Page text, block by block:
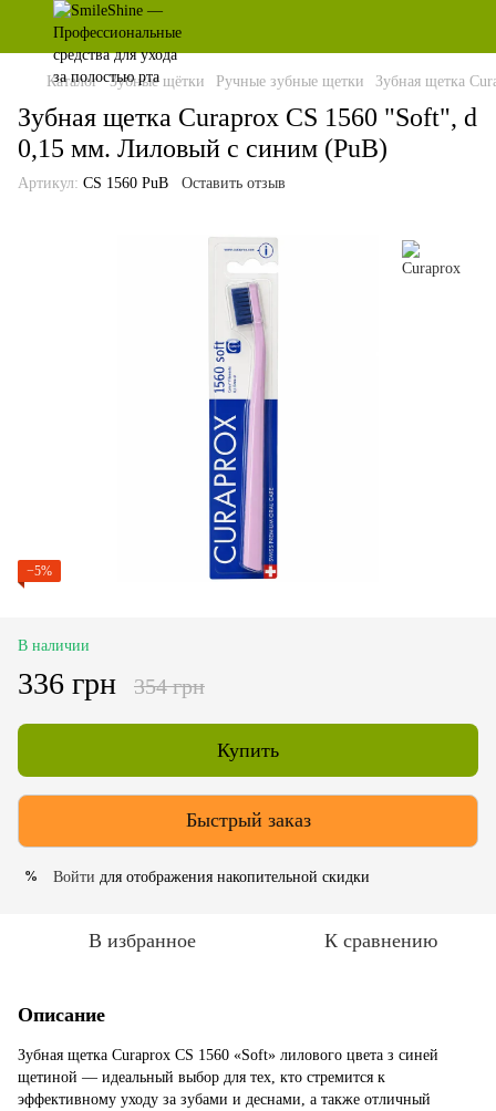
Каталог Зубные щётки Ручные зубные щетки Зубная щетка
Зубная щетка Curaprox CS 1560 "Soft", d
0,15 мм. Лиловый с синим (PuB)
Артикул: CS 1560 PuB Оставить отзыв
−5%
В наличии
336 грн 354 грн
Купить
Быстрый заказ
% Войти для отображения накопительной скидки
В избранное К сравнению
Описание
Зубная щетка Curaprox CS 1560 «Soft» лилового цвета з синей
щетиной — идеальный выбор для тех, кто стремится к
эффективному уходу за зубами и деснами, а также отличный